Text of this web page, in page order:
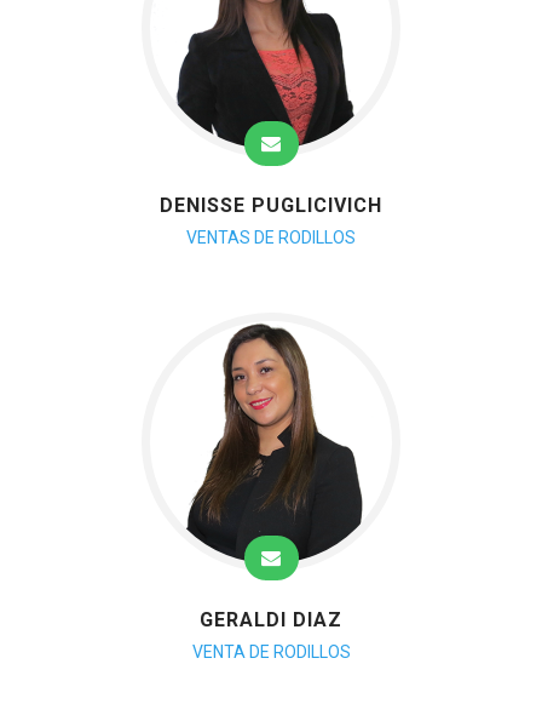
DENISSE PUGLICIVICH
VENTAS DE RODILLOS
GERALDI DIAZ
VENTA DE RODILLOS